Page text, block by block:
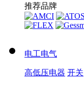
推荐品牌
电工电气
高低压电器 开关